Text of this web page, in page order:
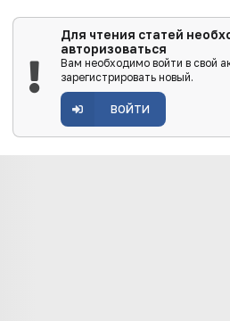
Для чтения статей
авторизоваться
Вам необходимо войти в свой
зарегистрировать новый.
ВОЙТИ